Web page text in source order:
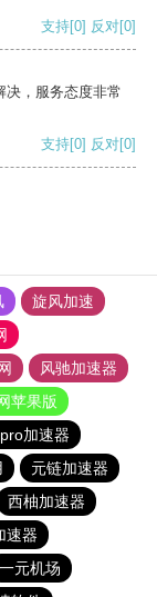
支持[0] 反对[0]
决，服务态度非常
支持[0] 反对[0]
旋风加速
风驰加速器
苹果版
加速器
元链加速器
西柚加速器
速器
一元机场